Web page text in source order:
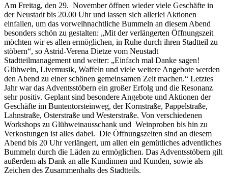
Am Freitag, den 29. November öffnen wieder viele Geschäfte in
der Neustadt bis 20.00 Uhr und lassen sich allerlei Aktionen
einfallen, um das vorweihnachtliche Bummeln an diesem Abend
besonders schön zu gestalten: „Mit der verlängerten Öffnungszeit
möchten wir es allen ermöglichen, in Ruhe durch ihren Stadtteil zu
stöbern“, so Astrid-Verena Dietze vom Neustadt
Stadtteilmanagement und weiter: „Einfach mal Danke sagen!
Glühwein, Livemusik, Waffeln und viele weitere Angebote werden
den Abend zu einer schönen gemeinsamen Zeit machen.“ Letztes
Jahr war das Adventsstöbern ein großer Erfolg und die Resonanz
sehr positiv. Geplant sind besondere Angebote und Aktionen der
Geschäfte im Buntentorsteinweg, der Kornstraße, Pappelstraße,
Lahnstraße, Osterstraße und Westerstraße. Von verschiedenen
Workshops zu Glühweinausschank und Weinproben bis hin zu
Verkostungen ist alles dabei. Die Öffnungszeiten sind an diesem
Abend bis 20 Uhr verlängert, um allen ein gemütliches adventliches
Bummeln durch die Läden zu ermöglichen. Das Adventsstöbern gilt
außerdem als Dank an alle Kundinnen und Kunden, sowie als
Zeichen des Zusammenhalts des Stadtteils.